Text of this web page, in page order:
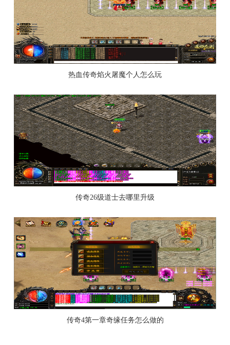
热血传奇焰火屠魔个人怎么玩
传奇26级道士去哪里升级
传奇4第一章奇缘任务怎么做的